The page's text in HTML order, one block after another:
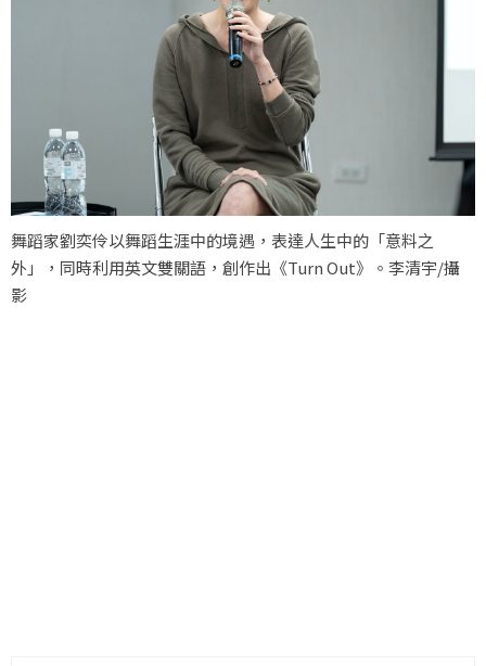
舞蹈家劉奕伶以舞蹈生涯中的境遇，表達人生中的「意料之
外」，同時利用英文雙關語，創作出《Turn Out》。李清宇/攝
影